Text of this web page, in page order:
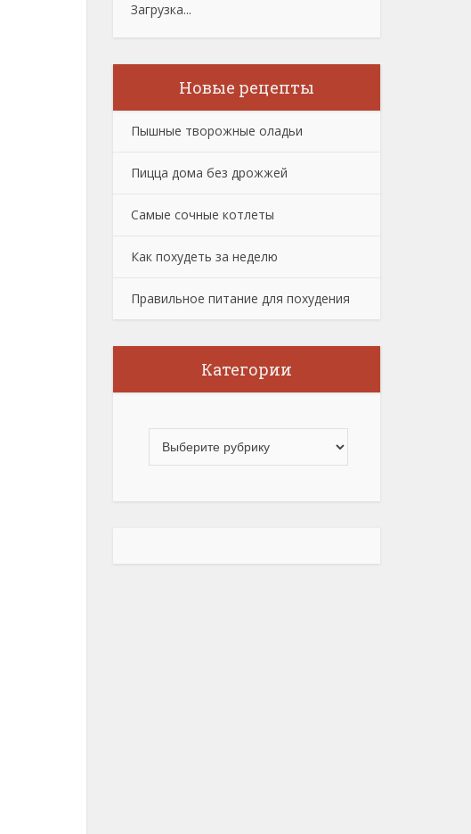
Загрузка...
Новые рецепты
Пышные творожные оладьи
Пицца дома без дрожжей
Самые сочные котлеты
Как похудеть за неделю
Правильное питание для похудения
Категории